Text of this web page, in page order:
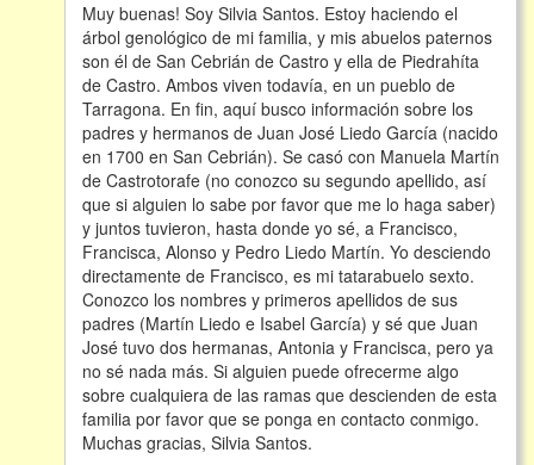
Muy buenas! Soy Silvia Santos. Estoy haciendo el
árbol genológico de mi familia, y mis abuelos paternos
son él de San Cebrián de Castro y ella de Piedrahíta
de Castro. Ambos viven todavía, en un pueblo de
Tarragona. En fin, aquí busco información sobre los
padres y hermanos de Juan José Liedo García (nacido
en 1700 en San Cebrián). Se casó con Manuela Martín
de Castrotorafe (no conozco su segundo apellido, así
que si alguien lo sabe por favor que me lo haga saber)
y juntos tuvieron, hasta donde yo sé, a Francisco,
Francisca, Alonso y Pedro Liedo Martín. Yo desciendo
directamente de Francisco, es mi tatarabuelo sexto.
Conozco los nombres y primeros apellidos de sus
padres (Martín Liedo e Isabel García) y sé que Juan
José tuvo dos hermanas, Antonia y Francisca, pero ya
no sé nada más. Si alguien puede ofrecerme algo
sobre cualquiera de las ramas que descienden de esta
familia por favor que se ponga en contacto conmigo.
Muchas gracias, Silvia Santos.